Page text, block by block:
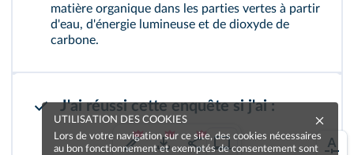
matière organique dans les parties vertes à partir
d'eau, d'énergie lumineuse et de dioxyde de
carbone.
J'ai réussi cette enquête si j'ai :
UTILISATION DES COOKIES
Lors de votre navigation sur ce site, des cookies nécessaires
au bon fonctionnement et exemptés de consentement sont